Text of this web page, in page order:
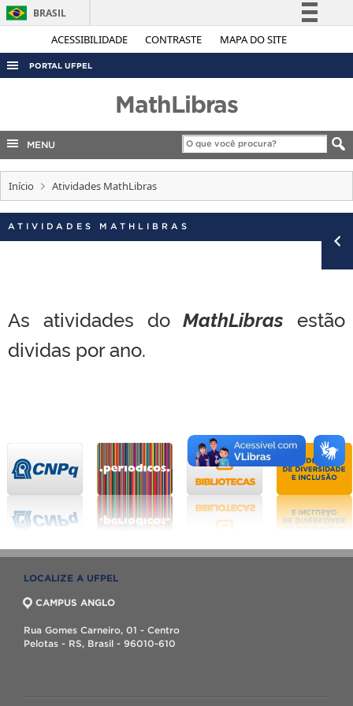
ACESSIBILIDADE CONTRASTE MAPA DO SITE
BRASIL
Simplifique!
Acesso à informação
Legislação
Canais
PORTAL UFPEL
COBALTO
CONCURSOS
EDITAIS
INTERNACIONAL
MathLibras
MENU
Início Atividades MathLibras
ATIVIDADES MATHLIBRAS
As atividades doMathLibras estão
dividas por ano.
LOCALIZE A UFPEL
CAMPUS ANGLO
Rua Gomes Carneiro, 01 - Centro
Pelotas - RS, Brasil - 96010-610